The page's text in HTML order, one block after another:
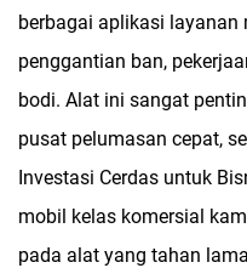
berbagai aplikasi layanan
penggantian ban,
bodi. Alat ini sangat
pusat pelumasan cepat,
Investasi Cerdas untuk
mobil kelas komersial
pada alat yang tahan